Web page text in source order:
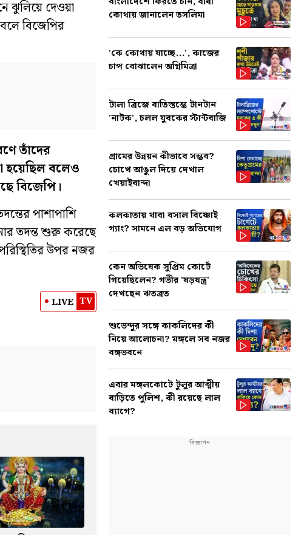
ঝুলিয়ে দেওয়া
বিজেপির
তাঁদের
হয়েছিল বলেও
বিজেপি।
পাশাপাশি
তদন্ত শুরু করেছে
উপর নজর
LIVE TV
কোথায় জানালেন তসলিমা
'কে কোথায় যাচ্ছে...', কাজের
চাপ বোঝালেন অগ্নিমিত্রা
টালা ব্রিজে বাতিস্তম্ভে টানটান
'নাটক', চলল যুবকের স্টান্টবাজি
গ্রামের উন্নয়ন কীভাবে সম্ভব?
চোখে আঙুল দিয়ে দেখাল
খেয়াইবান্দা
কলকাতায় থাবা বসাল বিষ্ণোই
গ্যাং? সামনে এল বড় অভিযোগ
কেন অভিষেক সুপ্রিম কোর্টে
গিয়েছিলেন? গভীর 'ষড়যন্ত্র'
দেখছেন ঋতব্রত
শুভেন্দুর সঙ্গে কাকলিদের কী
নিয়ে আলোচনা? মঙ্গলে সব নজর
বঙ্গভবনে
এবার মঙ্গলকোটে টুলুর আত্মীয়
বাড়িতে পুলিশ, কী রয়েছে লাল
ব্যাগে?